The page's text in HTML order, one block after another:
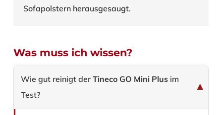
Sofapolstern herausgesaugt.
Was muss ich wissen?
Wie gut reinigt der Tineco GO Mini Plusim
Test?